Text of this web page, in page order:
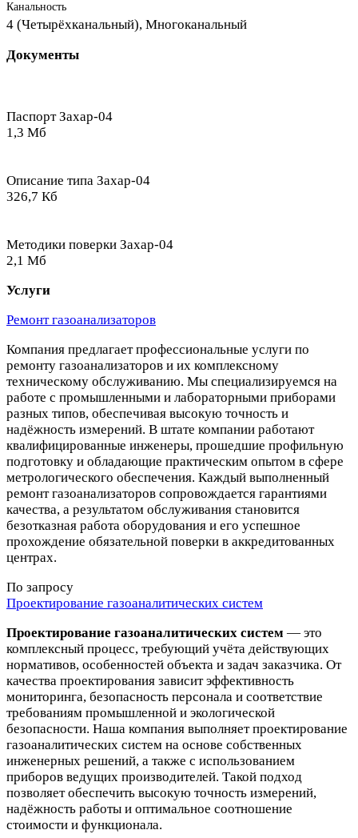
Канальность
4 (Четырёхканальный), Многоканальный
Документы
Паспорт Захар-04
1,3 Мб
Описание типа Захар-04
326,7 Кб
Методики поверки Захар-04
2,1 Мб
Услуги
Ремонт газоанализаторов
Компания предлагает профессиональные услуги по
ремонту газоанализаторов и их комплексному
техническому обслуживанию. Мы специализируемся на
работе с промышленными и лабораторными приборами
разных типов, обеспечивая высокую точность и
надёжность измерений. В штате компании работают
квалифицированные инженеры, прошедшие профильную
подготовку и обладающие практическим опытом в сфере
метрологического обеспечения. Каждый выполненный
ремонт газоанализаторов сопровождается гарантиями
качества, а результатом обслуживания становится
безотказная работа оборудования и его успешное
прохождение обязательной поверки в аккредитованных
центрах.
По запросу
Проектирование газоаналитических систем
Проектирование газоаналитических систем — это
комплексный процесс, требующий учёта действующих
нормативов, особенностей объекта и задач заказчика. От
качества проектирования зависит эффективность
мониторинга, безопасность персонала и соответствие
требованиям промышленной и экологической
безопасности. Наша компания выполняет проектирование
газоаналитических систем на основе собственных
инженерных решений, а также с использованием
приборов ведущих производителей. Такой подход
позволяет обеспечить высокую точность измерений,
надёжность работы и оптимальное соотношение
стоимости и функционала.